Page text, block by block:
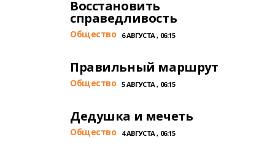
Восстановить
справедливость
Общество 6 АВГУСТА , 06:15
Правильный маршрут
Общество 5 АВГУСТА , 06:15
Дедушка и мечеть
Общество 4 АВГУСТА , 06:15